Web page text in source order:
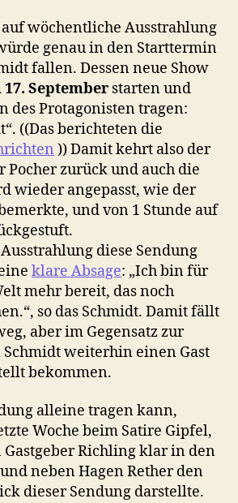
wöchentliche Ausstrahlung
genau in den Starttermin
fallen. Dessen neue Show
17. September starten und
des Protagonisten tragen:
((Das berichteten die
)) Damit kehrt also der
Pocher zurück und auch die
wieder angepasst, wie der
und von 1 Stunde auf
diese Sendung
klare Absage: „Ich bin für
mehr bereit, das noch
so das Schmidt. Damit fällt
aber im Gegensatz zur
Schmidt weiterhin einen Gast
bekommen.
alleine tragen kann,
Woche beim Satire Gipfel,
Gastgeber Richling klar in den
neben Hagen Rether den
dieser Sendung darstellte.